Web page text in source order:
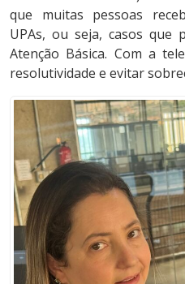
que muitas pessoas
UPAs, ou seja, casos que
Atenção Básica. Com a
resolutividade e evitar